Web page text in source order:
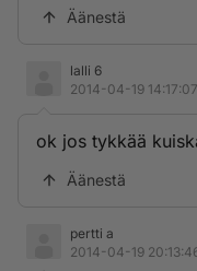
Äänestä
lalli 6
2014-04-19 14:17:07
ok jos tykkää
Äänestä
pertti a
2014-04-19